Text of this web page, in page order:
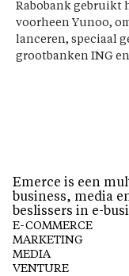
Rabobank gebruikt
voorheen Yunoo,
lanceren, speciaal
grootbanken ING
Emerce is een
business, media
beslissers in e-
E-COMMERCE
MARKETING
MEDIA
VENTURE